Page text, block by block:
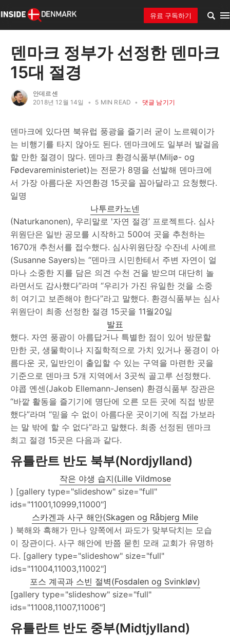
유료 구독하기
덴마크 정부가 선정한 덴마크
15대 절경
안데르센
2018년 12월 14일
• 5 MIN READ • 댓글 남기기
덴마크에 있다면 북유럽 풍광을 즐기러 굳이 노르웨이가
는 비행기를 타지 않아도 된다. 덴마크에도 일부러 발걸음
할 만한 절경이 많다. 덴마크 환경식품부(Miljø- og
Fødevareministeriet)는 전문가 8명을 선발해 덴마크에
서 가장 아름다운 자연환경 15곳을 꼽아달라고 요청했다.
일명
나투르카노넨
(Naturkanonen), 우리말로 '자연 절경’ 프로젝트다. 심사
위원단은 일반 공모를 시작하고 500여 곳을 추천하는
1670개 추천서를 접수했다. 심사위원단장 수잔네 사예르
(Susanne Sayers)는 “덴마크 시민한테서 주변 자연이 얼
마나 소중한 지를 담은 의견 수천 건을 받으며 대단히 놀
라면서도 감사했다”라며 “우리가 가진 유일한 것을 소중
히 여기고 보존해야 한다”라고 말했다. 환경식품부는 심사
위원단이 최종 선정한 절경 15곳을 11월20일
발표
했다. 자연 풍광이 아름답거나 특별한 점이 있어 방문할
만한 곳, 생물학이나 지질학적으로 가치 있거나 풍경이 아
름다운 곳, 일반인이 출입할 수 있는 구역을 마련한 곳을
기준으로 덴마크 5개 지역에서 3곳씩 골고루 선정했다.
야콥 옌센(Jakob Ellemann-Jensen) 환경식품부 장관은
“바깥 활동을 즐기기에 명단에 오른 모든 곳에 직접 방문
했다”라며 “믿을 수 없이 아름다운 곳이기에 직접 가보라
는 말 밖에 할 수 없다”라고 말했다. 최종 선정된 덴마크
최고 절경 15곳은 다음과 같다.
유틀란트 반도 북부(Nordjylland)
작은 야생 습지(Lille Vildmose
) [gallery type="slideshow" size="full"
ids="11001,10999,11000"]
스카겐과 사구 해안(Skagen og Råbjerg Mile
) 북해와 흑해가 만나 양쪽에서 파도가 맞부닥치는 모습
이 장관이다. 사구 해안에 반쯤 묻힌 모래 교회가 유명하
다. [gallery type="slideshow" size="full"
ids="11004,11003,11002"]
포스 계곡과 스빈 절벽(Fosdalen og Svinkløv)
[gallery type="slideshow" size="full"
ids="11008,11007,11006"]
유틀란트 반도 중부(Midtjylland)